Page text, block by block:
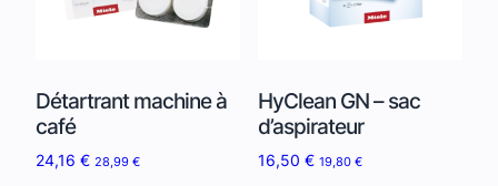
Détartrant machine à
café
24,16 € 28,99 €
HyClean GN – sac
d’aspirateur
16,50 € 19,80 €